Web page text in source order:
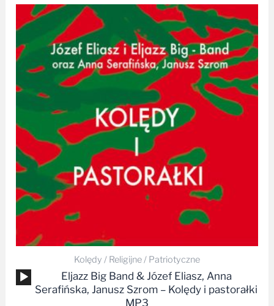
Kolędy / Religijne / Patriotyczne
Odtwarzacz
plików
dźwiękowych
Eljazz Big Band & Józef Eliasz, Anna
Serafińska, Janusz Szrom – Kolędy i pastorałki
MP3